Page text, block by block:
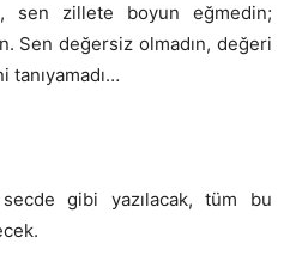
sen zillete boyun eğmedin;
Sen değersiz olmadın, değeri
tanıyamadı…
gibi yazılacak, tüm bu